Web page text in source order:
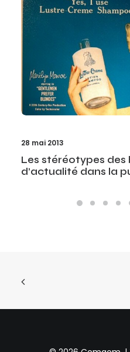
28 mai 2013
Les stéréotypes
d’actualité dans la